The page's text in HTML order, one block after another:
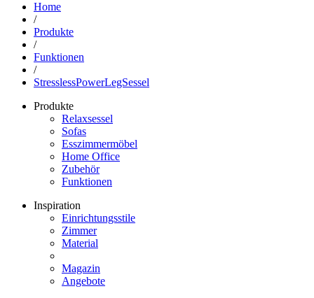
Home
/
Produkte
/
Funktionen
/
StresslessPowerLegSessel
Produkte
Relaxsessel
Sofas
Esszimmermöbel
Home Office
Zubehör
Funktionen
Inspiration
Einrichtungsstile
Zimmer
Material
Magazin
Angebote